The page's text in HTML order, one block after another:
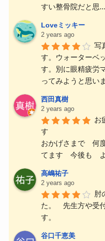
すい整骨院だと思...
Loveミッキー
2 years ago
写
す。ウォーターベ
す。別に眼精疲労
ってみようと思い
西田真樹
2 years ago
お
す
おかげさまで　何
てます　今後も　
高嶋祐子
2 years ago
肘
た。　先生方や受
す。
谷口千恵美